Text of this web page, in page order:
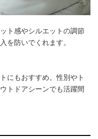
ト感やシルエットの調節
を防いでくれます。
にもおすすめ。性別やト
トドアシーンでも活躍間